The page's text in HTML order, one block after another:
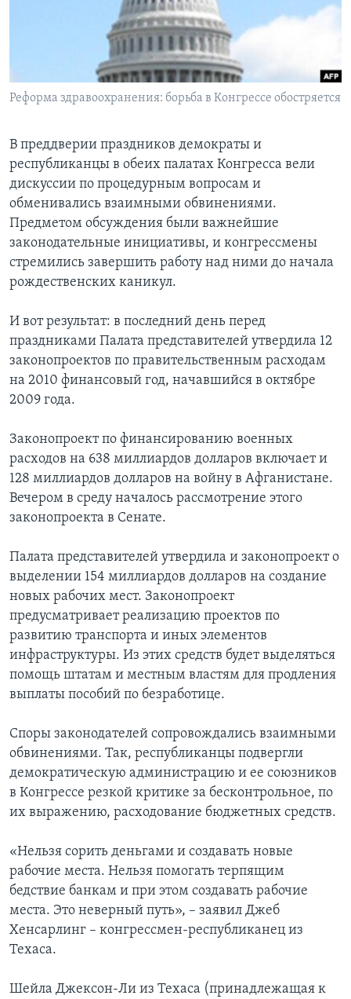
СОЦИАЛЬНЫЕ СЕТИ
Языки
Реформа здравоохранения: борьба в Конгрессе обостряется
В преддверии праздников демократы и
республиканцы в обеих палатах Конгресса вели
дискуссии по процедурным вопросам и
обменивались взаимными обвинениями.
Предметом обсуждения были важнейшие
законодательные инициативы, и конгрессмены
стремились завершить работу над ними до начала
рождественских каникул.
И вот результат: в последний день перед
праздниками Палата представителей утвердила 12
законопроектов по правительственным расходам
на 2010 финансовый год, начавшийся в октябре
2009 года.
Законопроект по финансированию военных
расходов на 638 миллиардов долларов включает и
128 миллиардов долларов на войну в Афганистане.
Вечером в среду началось рассмотрение этого
законопроекта в Сенате.
Палата представителей утвердила и законопроект о
выделении 154 миллиардов долларов на создание
новых рабочих мест. Законопроект
предусматривает реализацию проектов по
развитию транспорта и иных элементов
инфраструктуры. Из этих средств будет выделяться
помощь штатам и местным властям для продления
выплаты пособий по безработице.
Споры законодателей сопровождались взаимными
обвинениями. Так, республиканцы подвергли
демократическую администрацию и ее союзников
в Конгрессе резкой критике за бесконтрольное, по
их выражению, расходование бюджетных средств.
«Нельзя сорить деньгами и создавать новые
рабочие места. Нельзя помогать терпящим
бедствие банкам и при этом создавать рабочие
места. Это неверный путь», – заявил Джеб
Хенсарлинг – конгрессмен-республиканец из
Техаса.
Шейла Джексон-Ли из Техаса (принадлежащая к